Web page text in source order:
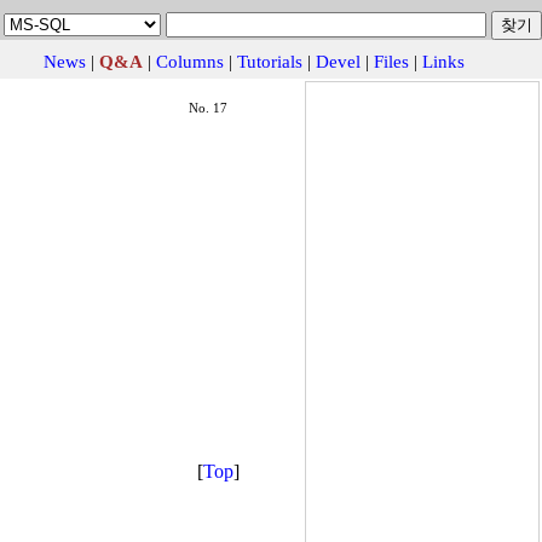
News | Q&A | Columns | Tutorials | Devel | Files | Links
No. 17
[Top]